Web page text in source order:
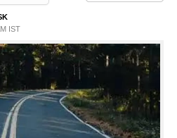
IST